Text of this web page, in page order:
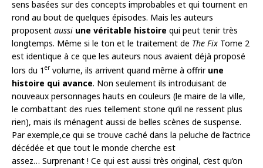
sens basées sur des concepts improbables et qui tournent en
rond au bout de quelques épisodes. Mais les auteurs
proposent aussi une véritable histoire qui peut tenir très
longtemps. Même si le ton et le traitement de The Fix Tome 2
est identique à ce que les auteurs nous avaient déjà proposé
lors du 1 ervolume, ils arrivent quand même à offrir une
histoire qui avance. Non seulement ils introduisant de
nouveaux personnages hauts en couleurs (le maire de la ville,
le combattant des rues tellement stone qu’il ne ressent plus
rien), mais ils ménagent aussi de belles scènes de suspense.
Par exemple,ce qui se trouve caché dans la peluche de l’actrice
décédée et que tout le monde cherche est
assez… Surprenant ! Ce qui est aussi très original, c’est qu’on